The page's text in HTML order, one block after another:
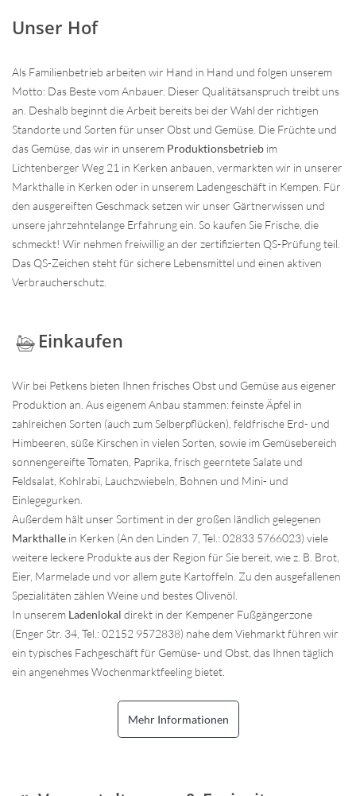
Unser Hof
Als Familienbetrieb arbeiten wir Hand in Hand und folgen unserem
Motto: Das Beste vom Anbauer. Dieser Qualitätsanspruch treibt uns
an. Deshalb beginnt die Arbeit bereits bei der Wahl der richtigen
Standorte und Sorten für unser Obst und Gemüse. Die Früchte und
das Gemüse, das wir in unserem Produktionsbetrieb im
Lichtenberger Weg 21 in Kerken anbauen, vermarkten wir in unserer
Markthalle in Kerken oder in unserem Ladengeschäft in Kempen. Für
den ausgereiften Geschmack setzen wir unser Gärtnerwissen und
unsere jahrzehntelange Erfahrung ein. So kaufen Sie Frische, die
schmeckt! Wir nehmen freiwillig an der zertifizierten QS-Prüfung teil.
Das QS-Zeichen steht für sichere Lebensmittel und einen aktiven
Verbraucherschutz.
Einkaufen
Wir bei Petkens bieten Ihnen frisches Obst und Gemüse aus eigener
Produktion an. Aus eigenem Anbau stammen: feinste Äpfel in
zahlreichen Sorten (auch zum Selberpflücken), feldfrische Erd- und
Himbeeren, süße Kirschen in vielen Sorten, sowie im Gemüsebereich
sonnengereifte Tomaten, Paprika, frisch geerntete Salate und
Feldsalat, Kohlrabi, Lauchzwiebeln, Bohnen und Mini- und
Einlegegurken.
Außerdem hält unser Sortiment in der großen ländlich gelegenen
Markthalle in Kerken (An den Linden 7, Tel.: 02833 5766023) viele
weitere leckere Produkte aus der Region für Sie bereit, wie z. B. Brot,
Eier, Marmelade und vor allem gute Kartoffeln. Zu den ausgefallenen
Spezialitäten zählen Weine und bestes Olivenöl.
In unserem Ladenlokal direkt in der Kempener Fußgängerzone
(Enger Str. 34, Tel.: 02152 9572838) nahe dem Viehmarkt führen wir
ein typisches Fachgeschäft für Gemüse- und Obst, das Ihnen täglich
ein angenehmes Wochenmarktfeeling bietet.
Mehr Informationen